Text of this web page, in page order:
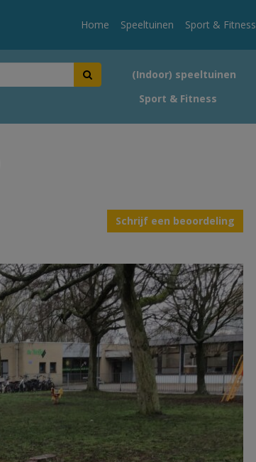
Home Speeltuinen Sport & Fitness
(Indoor) speeltuinen
Sport & Fitness
Schrijf een beoordeling